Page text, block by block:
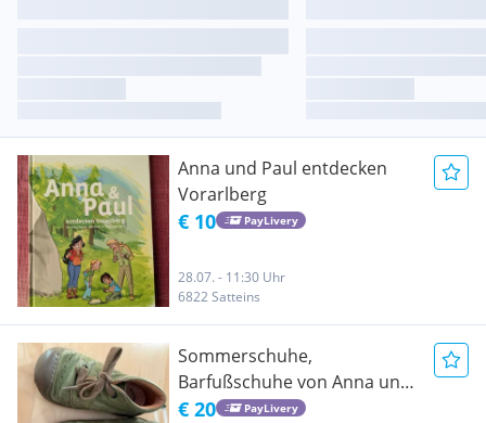
Anna und Paul entdecken
Vorarlberg
€ 10 PayLivery
28.07. - 11:30 Uhr
6822 Satteins
Sommerschuhe,
Barfußschuhe von Anna und
Paul
€ 20 PayLivery